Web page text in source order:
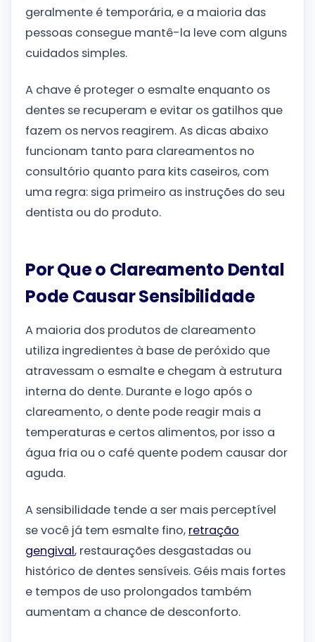
geralmente é temporária, e a maioria das
pessoas consegue mantê-la leve com alguns
cuidados simples.
A chave é proteger o esmalte enquanto os
dentes se recuperam e evitar os gatilhos que
fazem os nervos reagirem. As dicas abaixo
funcionam tanto para clareamentos no
consultório quanto para kits caseiros, com
uma regra: siga primeiro as instruções do seu
dentista ou do produto.
Por Que o Clareamento Dental
Pode Causar Sensibilidade
A maioria dos produtos de clareamento
utiliza ingredientes à base de peróxido que
atravessam o esmalte e chegam à estrutura
interna do dente. Durante e logo após o
clareamento, o dente pode reagir mais a
temperaturas e certos alimentos, por isso a
água fria ou o café quente podem causar dor
aguda.
A sensibilidade tende a ser mais perceptível
se você já tem esmalte fino, retração
gengival, restaurações desgastadas ou
histórico de dentes sensíveis. Géis mais fortes
e tempos de uso prolongados também
aumentam a chance de desconforto.